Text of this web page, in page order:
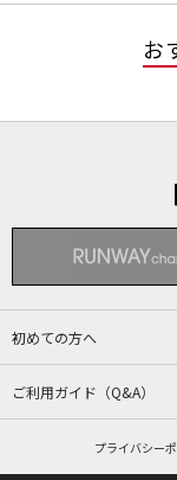
お
初めての方へ
ご利用ガイド（Q&A）
プライバシー